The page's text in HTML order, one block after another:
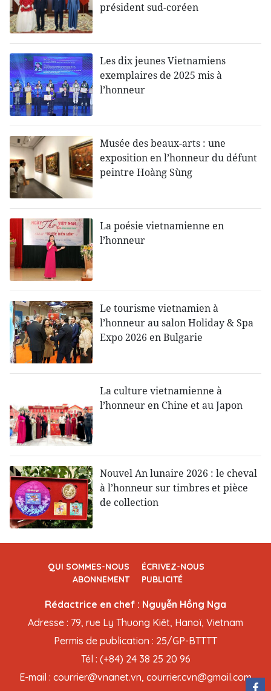
président sud-coréen
Les dix jeunes Vietnamiens
exemplaires de 2025 mis à
l’honneur
Musée des beaux-arts : une
exposition en l’honneur du défunt
peintre Hoàng Sùng
La poésie vietnamienne en
l’honneur
Le tourisme vietnamien à
l’honneur au salon Holiday & Spa
Expo 2026 en Bulgarie
La culture vietnamienne à
l’honneur en Chine et au Japon
Nouvel An lunaire 2026 : le cheval
à l’honneur sur timbres et pièce
de collection
QUI SOMMES-NOUS
ÉCRIVEZ-NOUS
ABONNEMENT
PUBLICITÉ
Rédactrice en chef : Nguyễn Hồng Nga
Adresse : 79, rue Ly Thuong Kiêt, Hanoï, Vietnam
Permis de publication : 25/GP-BTTTT
Tél : (+84) 24 38 25 20 96
E-mail : courrier@vnanet.vn, courrier.cvn@gmail.com